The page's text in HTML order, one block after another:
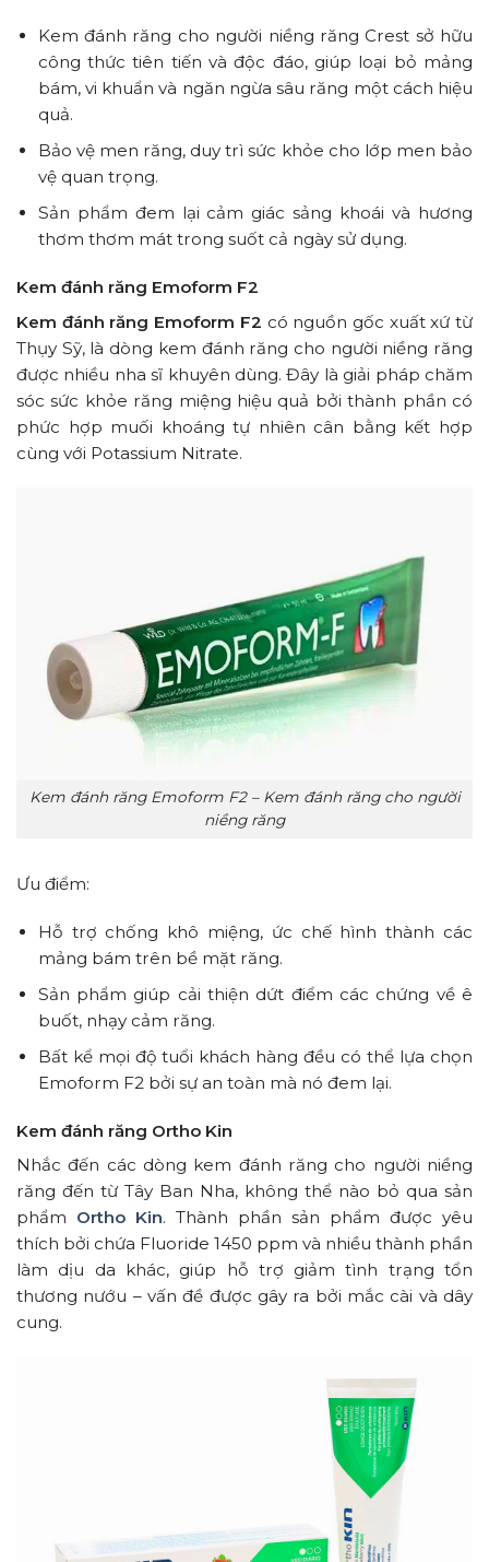
Kem đánh răng cho người niềng răng Crest sở hữu
công thức tiên tiến và độc đáo, giúp loại bỏ mảng
bám, vi khuẩn và ngăn ngừa sâu răng một cách hiệu
quả.
Bảo vệ men răng, duy trì sức khỏe cho lớp men bảo
vệ quan trọng.
Sản phẩm đem lại cảm giác sảng khoái và hương
thơm thơm mát trong suốt cả ngày sử dụng.
Kem đánh răng Emoform F2
Kem đánh răng Emoform F2 có nguồn gốc xuất xứ từ
Thụy Sỹ, là dòng kem đánh răng cho người niềng răng
được nhiều nha sĩ khuyên dùng. Đây là giải pháp chăm
sóc sức khỏe răng miệng hiệu quả bởi thành phần có
phức hợp muối khoáng tự nhiên cân bằng kết hợp
cùng với Potassium Nitrate.
Kem đánh răng Emoform F2 – Kem đánh răng cho người
niềng răng
Ưu điểm:
Hỗ trợ chống khô miệng, ức chế hình thành các
mảng bám trên bề mặt răng.
Sản phẩm giúp cải thiện dứt điểm các chứng về ê
buốt, nhạy cảm răng.
Bất kể mọi độ tuổi khách hàng đều có thể lựa chọn
Emoform F2 bởi sự an toàn mà nó đem lại.
Kem đánh răng Ortho Kin
Nhắc đến các dòng kem đánh răng cho người niềng
răng đến từ Tây Ban Nha, không thể nào bỏ qua sản
phẩm Ortho Kin. Thành phần sản phẩm được yêu
thích bởi chứa Fluoride 1450 ppm và nhiều thành phần
làm dịu da khác, giúp hỗ trợ giảm tình trạng tổn
thương nướu – vấn đề được gây ra bởi mắc cài và dây
cung.